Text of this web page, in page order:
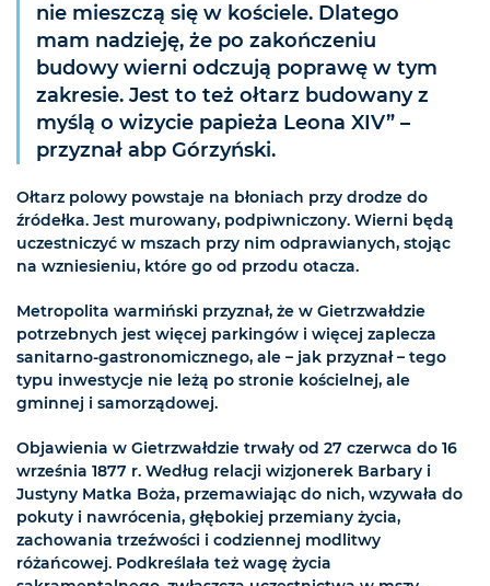
nie mieszczą się w kościele. Dlatego
mam nadzieję, że po zakończeniu
budowy wierni odczują poprawę w tym
zakresie. Jest to też ołtarz budowany z
myślą o wizycie papieża Leona XIV” –
przyznał abp Górzyński.
Ołtarz polowy powstaje na błoniach przy drodze do
źródełka. Jest murowany, podpiwniczony. Wierni będą
uczestniczyć w mszach przy nim odprawianych, stojąc
na wzniesieniu, które go od przodu otacza.
Metropolita warmiński przyznał, że w Gietrzwałdzie
potrzebnych jest więcej parkingów i więcej zaplecza
sanitarno-gastronomicznego, ale – jak przyznał – tego
typu inwestycje nie leżą po stronie kościelnej, ale
gminnej i samorządowej.
Objawienia w Gietrzwałdzie trwały od 27 czerwca do 16
września 1877 r. Według relacji wizjonerek Barbary i
Justyny Matka Boża, przemawiając do nich, wzywała do
pokuty i nawrócenia, głębokiej przemiany życia,
zachowania trzeźwości i codziennej modlitwy
różańcowej. Podkreślała też wagę życia